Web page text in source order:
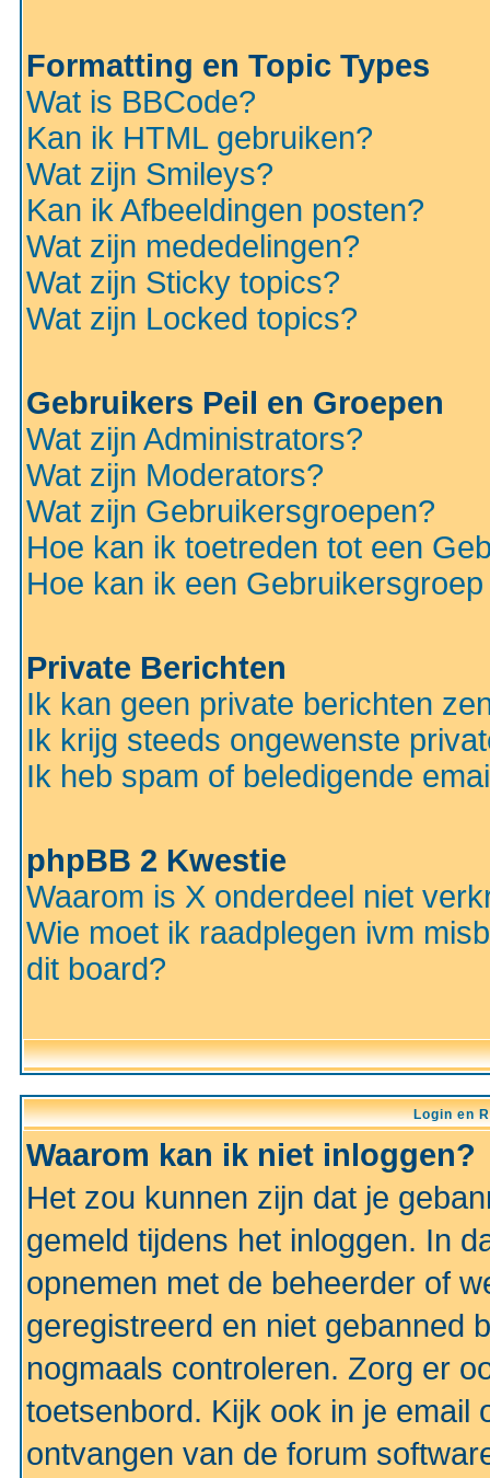
Formatting en Topic Types
Wat is BBCode?
Kan ik HTML gebruiken?
Wat zijn Smileys?
Kan ik Afbeeldingen posten?
Wat zijn mededelingen?
Wat zijn Sticky topics?
Wat zijn Locked topics?
Gebruikers Peil en Groepen
Wat zijn Administrators?
Wat zijn Moderators?
Wat zijn Gebruikersgroepen?
Hoe kan ik toetreden tot een
Hoe kan ik een
Private Berichten
Ik kan geen private berichten
Ik krijg steeds ongewenste
Ik heb spam of beledigende
phpBB 2 Kwestie
Waarom is X onderdeel niet
Wie moet ik raadplegen ivm
dit board?
Login en
Waarom kan ik niet inloggen?
Het zou kunnen zijn dat je
gemeld tijdens het inloggen. In
opnemen met de beheerder of
geregistreerd en niet gebanned
nogmaals controleren. Zorg er
toetsenbord. Kijk ook in je email
ontvangen van de forum